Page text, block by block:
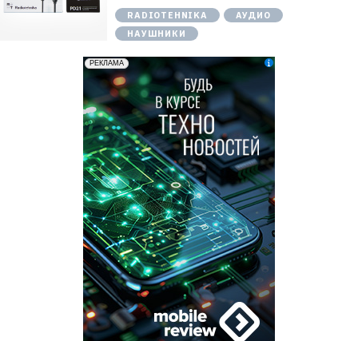
RADIOTEHNIKA
АУДИО
НАУШНИКИ